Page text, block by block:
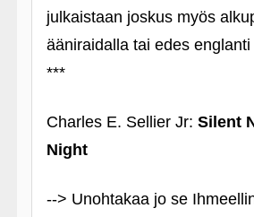
julkaistaan joskus myös
ääniraidalla tai edes
***
Charles E. Sellier Jr: Silent
Night
--> Unohtakaa jo se